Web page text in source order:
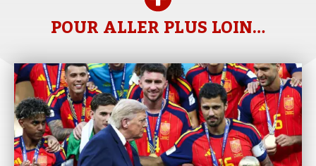
POUR ALLER PLUS LOIN…